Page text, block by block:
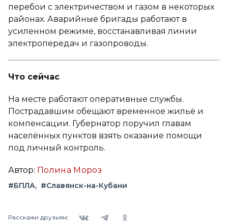
перебои с электричеством и газом в некоторых
районах. Аварийные бригады работают в
усиленном режиме, восстанавливая линии
электропередач и газопроводы.
Что сейчас
На месте работают оперативные службы.
Пострадавшим обещают временное жильё и
компенсации. Губернатор поручил главам
населённых пунктов взять оказание помощи
под личный контроль.
Автор: Полина Мороз
#БПЛА #Славянск-на-Кубани
Расскажи друзьям: